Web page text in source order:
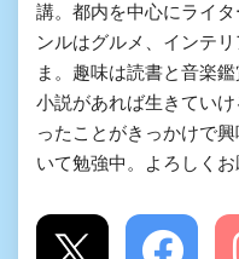
講。都内を中心にライ
ンルはグルメ、インテ
ま。趣味は読書と音楽
小説があれば生きてい
ったことがきっかけで
いて勉強中。よろしくお